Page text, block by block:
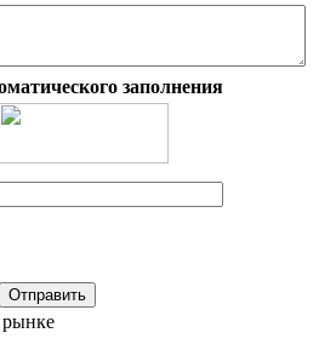
заполнения